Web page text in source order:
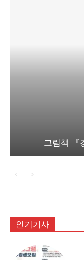
그림책 『
인기기사